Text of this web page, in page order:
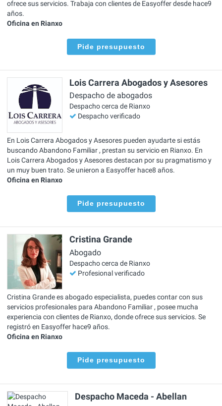
ofrece sus servicios. Trabaja con clientes de Easyoffer desde hace9
años.
Oficina en Rianxo
Pide presupuesto
Lois Carrera Abogados y Asesores
Despacho de abogados
Despacho cerca de Rianxo
Despacho verificado
En Lois Carrera Abogados y Asesores pueden ayudarte si estás
buscando Abandono Familiar , prestan su servicio en Rianxo. En
Lois Carrera Abogados y Asesores destacan por su pragmatismo y
un muy buen trato. Se unieron a Easyoffer hace8 años.
Oficina en Rianxo
Pide presupuesto
Cristina Grande
Abogado
Despacho cerca de Rianxo
Profesional verificado
Cristina Grande es abogado especialista, puedes contar con sus
servicios profesionales para Abandono Familiar , posee mucha
experiencia con clientes de Rianxo, donde ofrece sus servicios. Se
registró en Easyoffer hace9 años.
Oficina en Rianxo
Pide presupuesto
Despacho Maceda - Abellan